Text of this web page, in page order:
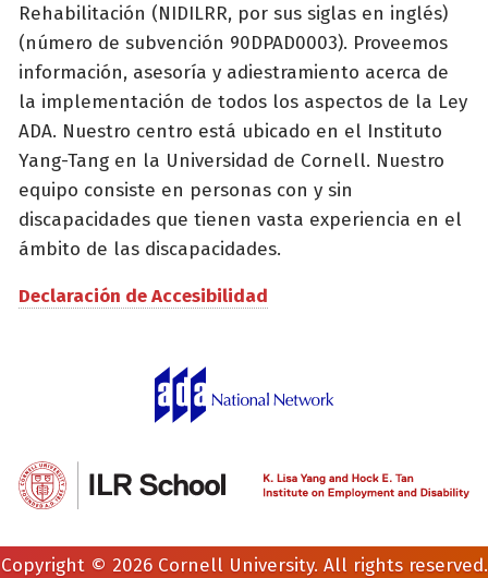
Rehabilitación (NIDILRR, por sus siglas en inglés)
(número de subvención 90DPAD0003). Proveemos
información, asesoría y adiestramiento acerca de
la implementación de todos los aspectos de la Ley
ADA. Nuestro centro está ubicado en el Instituto
Yang-Tang en la Universidad de Cornell. Nuestro
equipo consiste en personas con y sin
discapacidades que tienen vasta experiencia en el
ámbito de las discapacidades.
Declaración de Accesibilidad
Copyright © 2026 Cornell University. All rights reserved.